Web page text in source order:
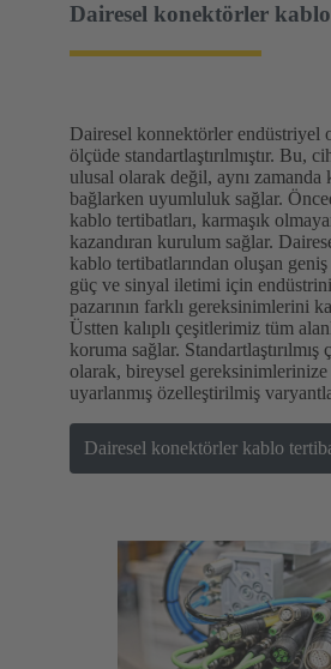
Dairesel konektörler
Dairesel konnektörler endüstriyel
ölçüde standartlaştırılmıştır. Bu,
ulusal olarak değil, aynı zamanda
bağlarken uyumluluk sağlar.
kablo tertibatları, karmaşık
kazandıran kurulum sağlar.
kablo tertibatlarından oluşan
güç ve sinyal iletimi için
pazarının farklı gereksinimlerini
Üstten kalıplı çeşitlerimiz tüm
koruma sağlar. Standartlaştırılmış
olarak, bireysel gereksinimlerinize
uyarlanmış özelleştirilmiş
Dairesel konektörler kablo